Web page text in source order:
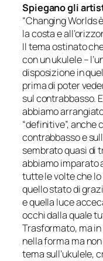
Spiegano gli
“Changing Worlds
la costa e
Il tema ostinato
con un ukulele –
disposizione in
prima di poter
sul contrabbasso.
abbiamo
“definitive”, anche
contrabbasso e
sembrato quasi di
abbiamo imparato
tutte le volte che
quello stato di
e quella luce
occhi dalla quale
Trasformato, ma
nella forma ma
tema sull’ukulele,